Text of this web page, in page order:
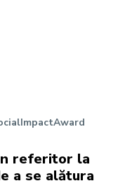
referitor la
a se alătura